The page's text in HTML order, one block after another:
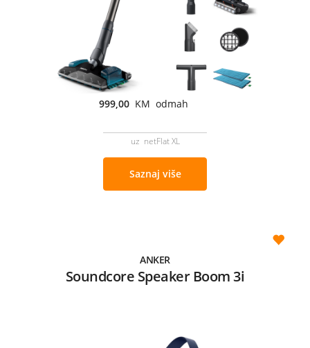
999,00 KM odmah
uz netFlat XL
Saznaj više
ANKER
Soundcore Speaker Boom 3i